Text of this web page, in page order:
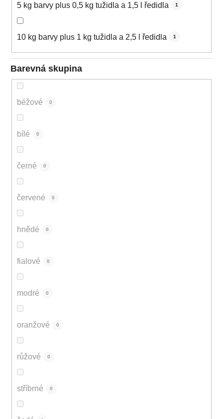
5 kg barvy plus 0,5 kg tužidla a 1,5 l ředidla 1
10 kg barvy plus 1 kg tužidla a 2,5 l ředidla 1
Barevná skupina
béžové 0
bílé 0
černé 0
červené 0
hnědé 0
fialové 0
modré 0
oranžové 0
růžové 0
stříbrné 0